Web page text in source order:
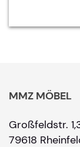
MMZ MÖBEL
Großfeldstr.
79618